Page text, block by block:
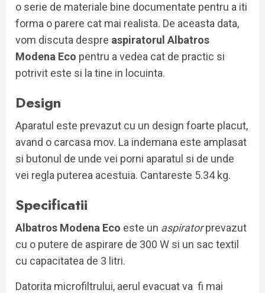
o serie de materiale bine documentate pentru a iti
forma o parere cat mai realista. De aceasta data,
vom discuta despre aspiratorul Albatros
Modena Eco pentru a vedea cat de practic si
potrivit este si la tine in locuinta.
Design
Aparatul este prevazut cu un design foarte placut,
avand o carcasa mov. La indemana este amplasat
si butonul de unde vei porni aparatul si de unde
vei regla puterea acestuia. Cantareste 5.34 kg.
Specificatii
Albatros Modena Eco este un aspiratorprevazut
cu o putere de aspirare de 300 W si un sac textil
cu capacitatea de 3 litri.
Datorita microfiltrului, aerul evacuat va fi mai